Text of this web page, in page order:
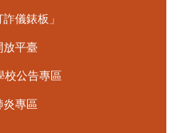
儀錶板」
放平臺
校公告專區
炎專區